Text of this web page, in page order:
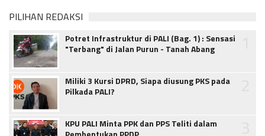
PILIHAN REDAKSI
Potret Infrastruktur di PALI (Bag. 1) : Sensasi
"Terbang" di Jalan Purun - Tanah Abang
Miliki 3 Kursi DPRD, Siapa diusung PKS pada
Pilkada PALI?
KPU PALI Minta PPK dan PPS Teliti dalam